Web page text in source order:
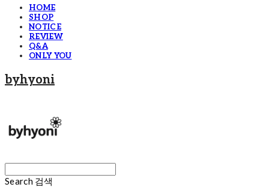
HOME
SHOP
NOTICE
REVIEW
Q&A
ONLY YOU
byhyoni
Search 검색